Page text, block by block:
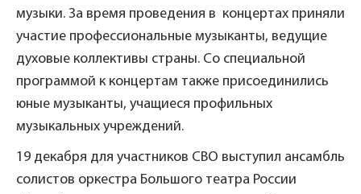
музыки. За время проведения в концертах приняли
участие профессиональные музыканты, ведущие
духовые коллективы страны. Со специальной
программой к концертам также присоединились
юные музыканты, учащиеся профильных
музыкальных учреждений.
19 декабря для участников СВО выступил ансамбль
солистов оркестра Большого театра России